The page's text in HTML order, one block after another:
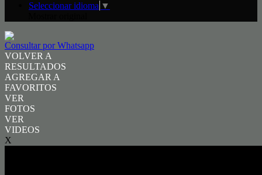
Seleccionar idioma ▼
Consultar por Whatsapp
VOLVER A
RESULTADOS
AGREGAR A
FAVORITOS
VER
FOTOS
VER
VIDEOS
X